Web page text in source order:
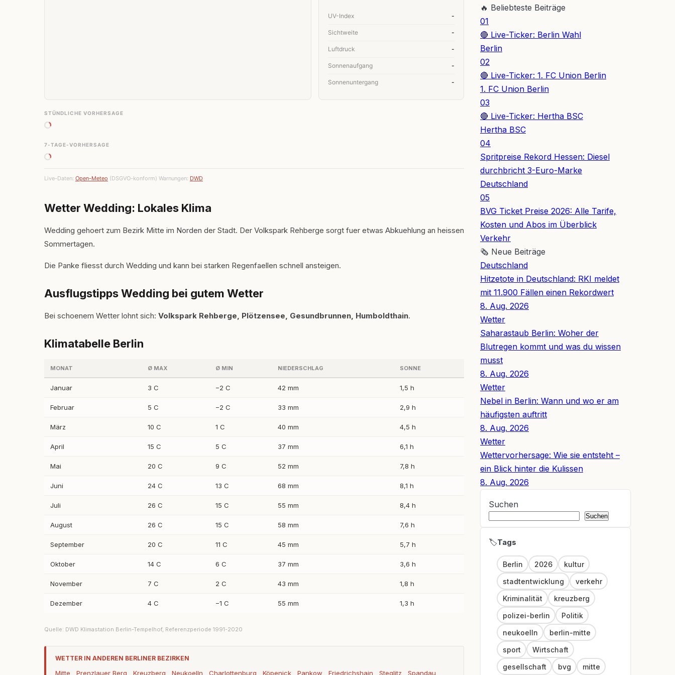
UV-Index -
Sichtweite -
Luftdruck -
Sonnenaufgang -
Sonnenuntergang -
STÜNDLICHE VORHERSAGE
7-TAGE-VORHERSAGE
Live-Daten: Open-Meteo (DSGVO-konform) Warnungen: DWD
Wetter Wedding: Lokales Klima
Wedding gehoert zum Bezirk Mitte im Norden der Stadt. Der Volkspark Rehberge sorgt fuer etwas Abkuehlung an heissen
Sommertagen.
Die Panke fliesst durch Wedding und kann bei starken Regenfaellen schnell ansteigen.
Ausflugstipps Wedding bei gutem Wetter
Bei schoenem Wetter lohnt sich: Volkspark Rehberge, Plötzensee, Gesundbrunnen, Humboldthain.
Klimatabelle Berlin
MONAT Ø MAX Ø MIN NIEDERSCHLAG SONNE
Januar 3 C −2 C 42 mm 1,5 h
Februar 5 C −2 C 33 mm 2,9 h
März 10 C 1 C 40 mm 4,5 h
April 15 C 5 C 37 mm 6,1 h
Mai 20 C 9 C 52 mm 7,8 h
Juni 24 C 13 C 68 mm 8,1 h
Juli 26 C 15 C 55 mm 8,4 h
August 26 C 15 C 58 mm 7,6 h
September 20 C 11 C 45 mm 5,7 h
Oktober 14 C 6 C 37 mm 3,6 h
November 7 C 2 C 43 mm 1,8 h
Dezember 4 C −1 C 55 mm 1,3 h
Quelle: DWD Klimastation Berlin-Tempelhof, Referenzperiode 1991-2020
WETTER IN ANDEREN BERLINER BEZIRKEN
Mitte Prenzlauer Berg Kreuzberg Neukoelln Charlottenburg Köpenick Pankow Friedrichshain Steglitz Spandau
🔥 Beliebteste Beiträge
01
🔴 Live-Ticker: Berlin Wahl
Berlin
02
🔴 Live-Ticker: 1. FC Union Berlin
1. FC Union Berlin
03
🔴 Live-Ticker: Hertha BSC
Hertha BSC
04
Spritpreise Rekord Hessen: Diesel
durchbricht 3-Euro-Marke
Deutschland
05
BVG Ticket Preise 2026: Alle Tarife,
Kosten und Abos im Überblick
Verkehr
🗞 Neue Beiträge
Deutschland
Hitzetote in Deutschland: RKI meldet
mit 11.900 Fällen einen Rekordwert
8. Aug. 2026
Wetter
Saharastaub Berlin: Woher der
Blutregen kommt und was du wissen
musst
8. Aug. 2026
Wetter
Nebel in Berlin: Wann und wo er am
häufigsten auftritt
8. Aug. 2026
Wetter
Wettervorhersage: Wie sie entsteht –
ein Blick hinter die Kulissen
8. Aug. 2026
Suchen
Suchen
🏷
Berlin 2026Linkkultur
stadtentwicklung
verkehr
Kriminalität
kreuzberg
polizei-berlin
Politik
neukoelln
berlin-mitte
sport
Wirtschaft
gesellschaft
bvg
mitte